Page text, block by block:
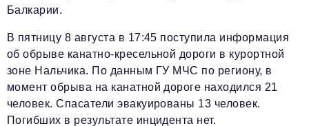
Ритейл
Телеком
Социальная сфера
ЖКХ
Балкарии.
В пятницу 8 августа в 17:45 поступила информация
об обрыве канатно-кресельной дороги в курортной
зоне Нальчика. По данным ГУ МЧС по региону, в
момент обрыва на канатной дороге находился 21
человек. Спасатели эвакуированы 13 человек.
Погибших в результате инцидента нет.